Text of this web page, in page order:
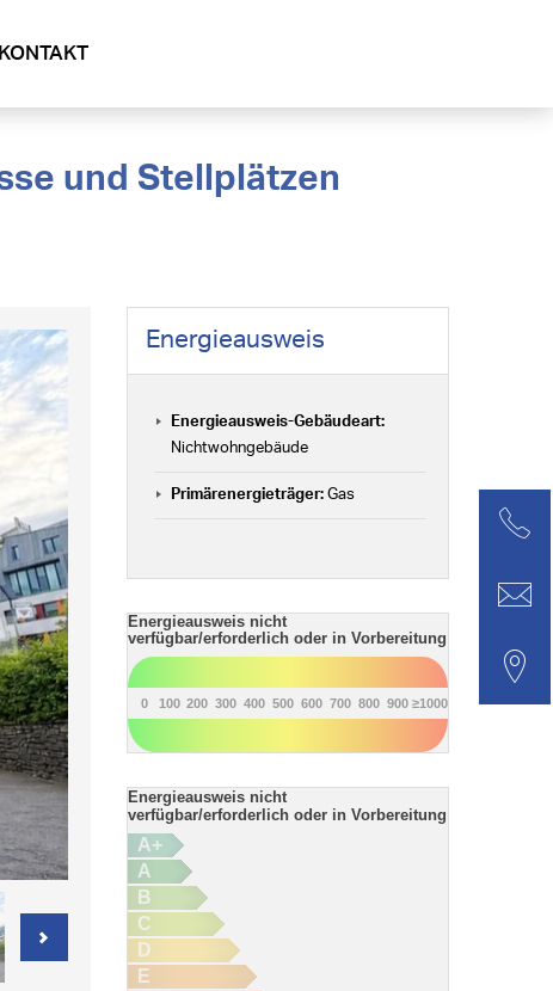
KONTAKT
Energieausweis
Energieausweis-Gebäudeart:
Nichtwohngebäude
Primärenergieträger: Gas
Energieausweis nicht
verfügbar/erforderlich oder in Vorbereitung
0 100 200 300 400 500 600 700 800 900 ≥1000
Energieausweis nicht
verfügbar/erforderlich oder in Vorbereitung
A+
A
B
C
D
E